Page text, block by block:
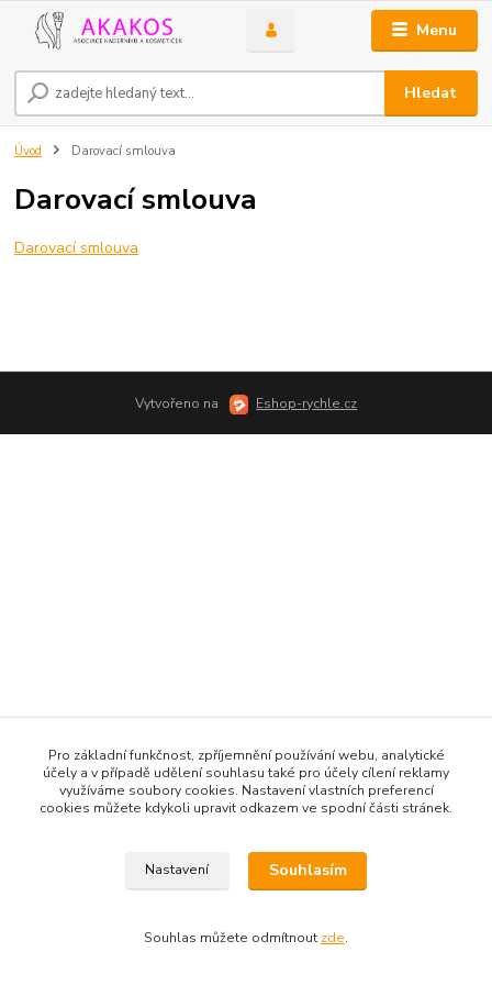
Menu
Hledat
Úvod Darovací smlouva
Darovací smlouva
Darovací smlouva
Vytvořeno na Eshop-rychle.cz
Pro základní funkčnost, zpříjemnění používání webu, analytické
účely a v případě udělení souhlasu také pro účely cílení reklamy
využíváme soubory cookies. Nastavení vlastních preferencí
cookies můžete kdykoli upravit odkazem ve spodní části stránek.
Nastavení Souhlasím
Souhlas můžete odmítnout zde.